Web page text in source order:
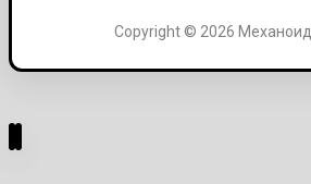
Copyright © 2026 Механоид